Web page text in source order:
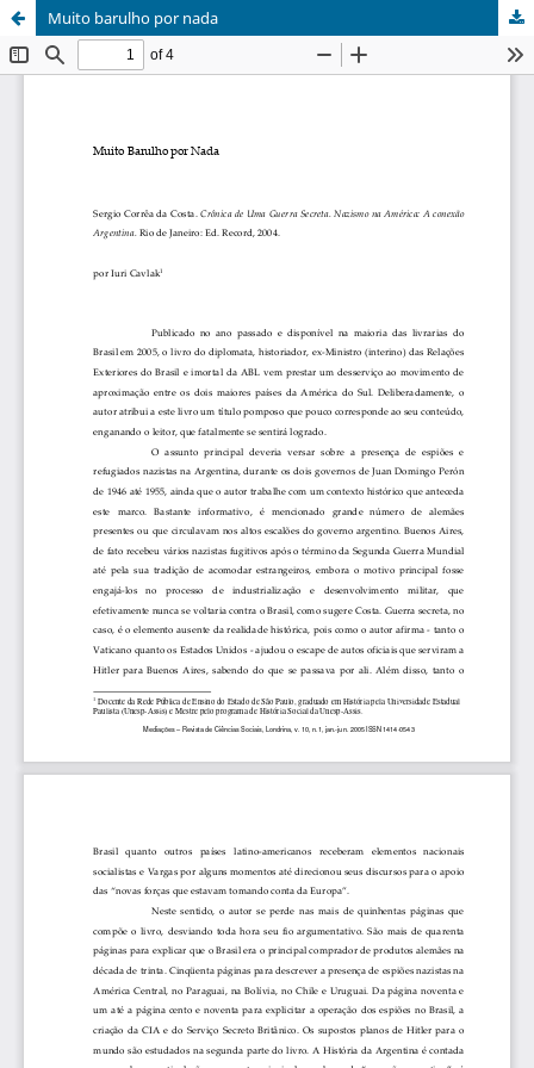
Muito barulho por nada